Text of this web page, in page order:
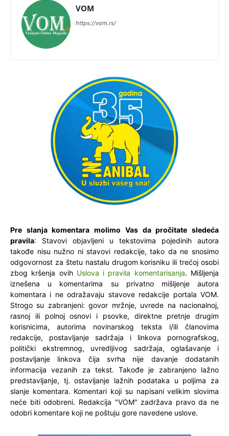
VOM
https://vom.rs/
Pre slanja komentara molimo Vas da pročitate sledeća
pravila: Stavovi objavljeni u tekstovima pojedinih autora
takođe nisu nužno ni stavovi redakcije, tako da ne snosimo
odgovornost za štetu nastalu drugom korisniku ili trećoj osobi
zbog kršenja ovih Uslova i pravila komentarisanja. Mišljenja
iznešena u komentarima su privatno mišljenje autora
komentara i ne odražavaju stavove redakcije portala VOM.
Strogo su zabranjeni: govor mržnje, uvrede na nacionalnoj,
rasnoj ili polnoj osnovi i psovke, direktne pretnje drugim
korisnicima, autorima novinarskog teksta i/ili članovima
redakcije, postavljanje sadržaja i linkova pornografskog,
politički ekstremnog, uvredljivog sadržaja, oglašavanje i
postavljanje linkova čija svrha nije davanje dodatanih
informacija vezanih za tekst. Takođe je zabranjeno lažno
predstavljanje, tj. ostavljanje lažnih podataka u poljima za
slanje komentara. Komentari koji su napisani velikim slovima
neće biti odobreni. Redakcija "VOM" zadržava pravo da ne
odobri komentare koji ne poštuju gore navedene uslove.